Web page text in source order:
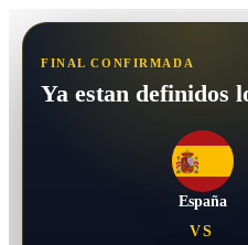
FINAL CONFIRMADA
Ya estan definidos
España
VS